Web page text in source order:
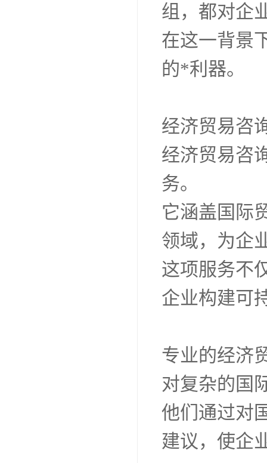
组，都对企
在这一背景
的*利器。
经济贸易咨
经济贸易咨
务。
它涵盖国际
领域，为企
这项服务不
企业构建可
专业的经济
对复杂的国
他们通过对
建议，使企